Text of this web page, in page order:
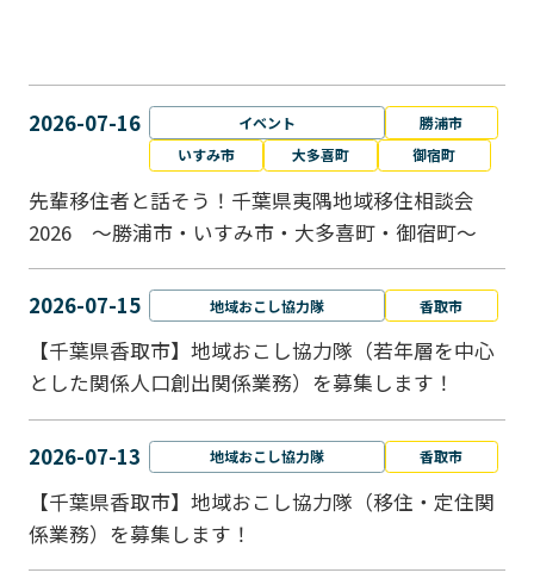
2026-07-16 イベント
勝浦市
いすみ市
大多喜町 御宿町
先輩移住者と話そう！千葉県夷隅地域移住相談会
2026 ～勝浦市・いすみ市・大多喜町・御宿町～
2026-07-15 地域おこし協力隊 香取市
【千葉県香取市】地域おこし協力隊（若年層を中心
とした関係人口創出関係業務）を募集します！
2026-07-13 地域おこし協力隊 香取市
【千葉県香取市】地域おこし協力隊（移住・定住関
係業務）を募集します！